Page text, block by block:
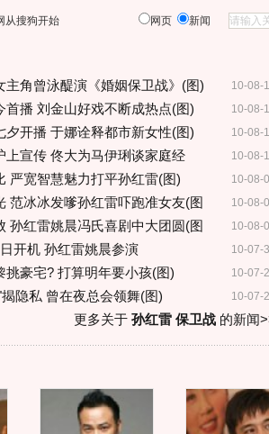
从搜狗开始 网页 新闻
10-08-
主角曾泳醍演《婚姻保卫战》(图)
10-08-
首播 刘金山好戏不断成热点(图)
10-08-
夕开播 于娜诠释都市新女性(图)
10-08-
上宣传 佟大为马伊琍谈家庭经
10-08-
严宽智慧魅力打平孙红雷(图)
10-08-
范冰冰发嗲孙红雷吓跑准女友(图
10-08-
孙红雷姚晨冯氏喜剧中大团圆(图
10-07-
开机 孙红雷姚晨参演
10-07-
挑豪宅? 打算明年要小孩(图)
10-07-
隐私 曾在夜总会领舞(图)
更多关于 孙红雷 保卫战的新闻